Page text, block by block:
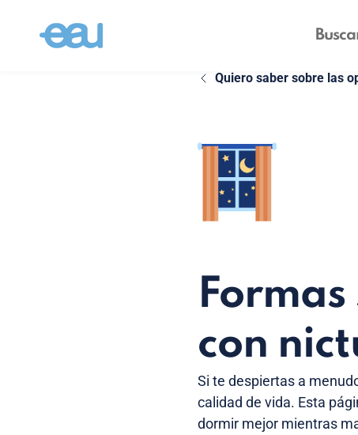
Quiero saber sobre las
con
Si te despiertas a
calidad de vida. Esta
dormir mejor mientras